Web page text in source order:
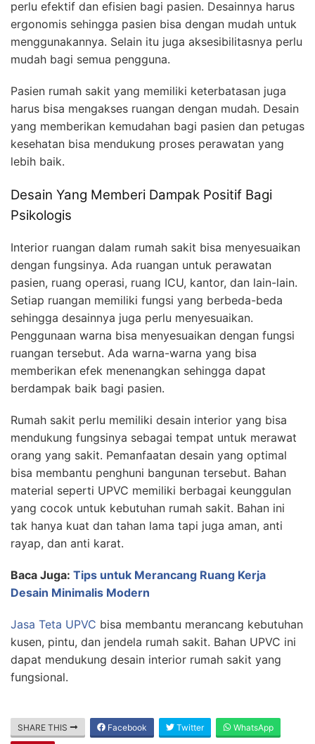
perlu efektif dan efisien bagi pasien. Desainnya harus
ergonomis sehingga pasien bisa dengan mudah untuk
menggunakannya. Selain itu juga aksesibilitasnya perlu
mudah bagi semua pengguna.
Pasien rumah sakit yang memiliki keterbatasan juga
harus bisa mengakses ruangan dengan mudah. Desain
yang memberikan kemudahan bagi pasien dan petugas
kesehatan bisa mendukung proses perawatan yang
lebih baik.
Desain Yang Memberi Dampak Positif Bagi
Psikologis
Interior ruangan dalam rumah sakit bisa menyesuaikan
dengan fungsinya. Ada ruangan untuk perawatan
pasien, ruang operasi, ruang ICU, kantor, dan lain-lain.
Setiap ruangan memiliki fungsi yang berbeda-beda
sehingga desainnya juga perlu menyesuaikan.
Penggunaan warna bisa menyesuaikan dengan fungsi
ruangan tersebut. Ada warna-warna yang bisa
memberikan efek menenangkan sehingga dapat
berdampak baik bagi pasien.
Rumah sakit perlu memiliki desain interior yang bisa
mendukung fungsinya sebagai tempat untuk merawat
orang yang sakit. Pemanfaatan desain yang optimal
bisa membantu penghuni bangunan tersebut. Bahan
material seperti UPVC memiliki berbagai keunggulan
yang cocok untuk kebutuhan rumah sakit. Bahan ini
tak hanya kuat dan tahan lama tapi juga aman, anti
rayap, dan anti karat.
Baca Juga: Tips untuk Merancang Ruang Kerja
Desain Minimalis Modern
Jasa Teta UPVC bisa membantu merancang kebutuhan
kusen, pintu, dan jendela rumah sakit. Bahan UPVC ini
dapat mendukung desain interior rumah sakit yang
fungsional.
SHARE THIS Facebook Twitter WhatsApp